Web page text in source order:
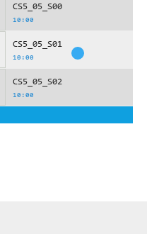
CS5_05_S00
10:00
CS5_05_S01
10:00
CS5_05_S02
10:00